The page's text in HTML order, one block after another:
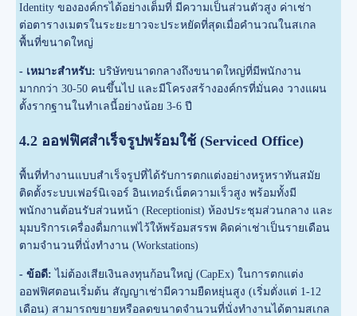
Identity ขององค์กรได้อย่างเต็มที่ มีความเป็นส่วนตัวสูง ค่าเช่า
ต่อตารางเมตรในระยะยาวจะประหยัดที่สุดเมื่อคำนวณในสเกล
พื้นที่ขนาดใหญ่
- เหมาะสำหรับ: บริษัทขนาดกลางถึงขนาดใหญ่ที่มีพนักงาน
มากกว่า 30-50 คนขึ้นไป และมีโครงสร้างองค์กรที่มั่นคง วางแผน
ตั้งรากฐานในทำเลนี้อย่างน้อย 3-6 ปี
4.2 ออฟฟิศสำเร็จรูปพร้อมใช้ (Serviced Office)
พื้นที่ทำงานแบบสำเร็จรูปที่ได้รับการตกแต่งอย่างหรูหราทันสมัย
ติดตั้งระบบเฟอร์นิเจอร์ อินเทอร์เน็ตความเร็วสูง พร้อมทั้งมี
พนักงานต้อนรับส่วนหน้า (Receptionist) ห้องประชุมส่วนกลาง และ
มุมบริการเครื่องดื่มกาแฟไว้ให้พร้อมสรรพ คิดค่าเช่าเป็นรายเดือน
ตามจำนวนที่นั่งทำงาน (Workstations)
- ข้อดี: ไม่ต้องเสียเงินลงทุนก้อนใหญ่ (CapEx) ในการตกแต่ง
ออฟฟิศตอนเริ่มต้น สัญญาเช่ามีความยืดหยุ่นสูง (เริ่มตั่งแต่ 1-12
เดือน) สามารถขยายหรือลดขนาดจำนวนที่นั่งทำงานได้ตามสเกล